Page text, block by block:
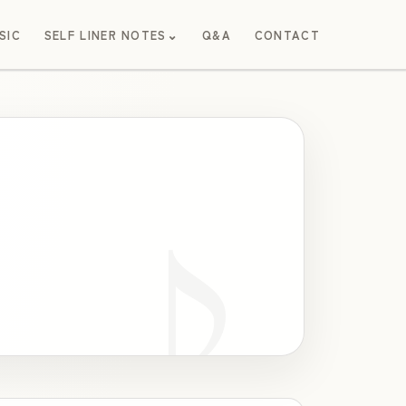
SELF LINER NOTES ⌄ Q&A CONTACT